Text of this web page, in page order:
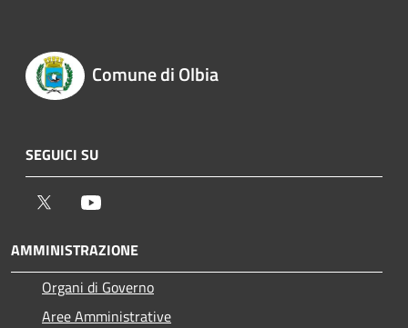
Comune di Olbia
SEGUICI SU
Twitter
AMMINISTRAZIONE
Organi di Governo
Aree Amministrative